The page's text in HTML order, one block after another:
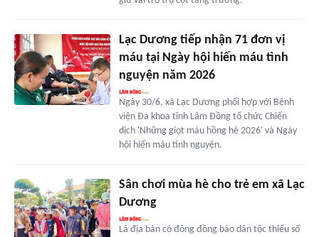
Lạc Dương tiếp nhận 71 đơn vị
máu tại Ngày hội hiến máu tình
nguyện năm 2026
Ngày 30/6, xã Lạc Dương phối hợp với Bệnh
viện Đa khoa tỉnh Lâm Đồng tổ chức Chiến
dịch 'Những giọt máu hồng hè 2026' và Ngày
hội hiến máu tình nguyện.
Sân chơi mùa hè cho trẻ em xã Lạc
Dương
Là địa bàn có đông đồng bào dân tộc thiểu số